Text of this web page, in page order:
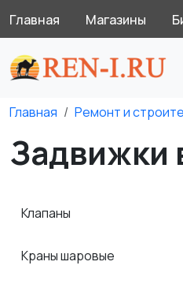
Главная Магазины
Главная Ремонт и
Задвижки
Клапаны
Краны шаровые